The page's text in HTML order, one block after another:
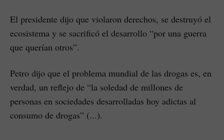
El presidente dijo que violaron derechos, se destruyó el
ecosistema y se sacrificó el desarrollo “por una guerra
que querían otros”.
Petro dijo que el problema mundial de las drogas es, en
verdad, un reflejo de “la soledad de millones de
personas en sociedades desarrolladas hoy adictas al
consumo de drogas” (...).